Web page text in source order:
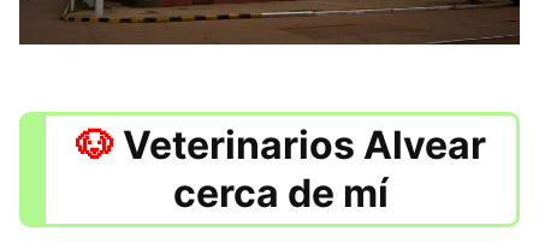
Veterinarios Alvear
cerca de mí